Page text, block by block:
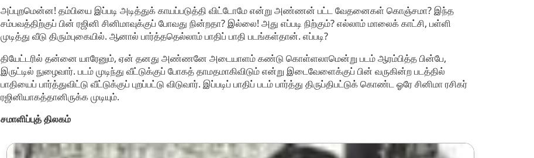
அப்புறமென்ன! தம்பியை இப்படி அடித்துக் காயப்படுத்தி விட்டோமே என்று அண்ணன் பட்ட வேதனைகள் கொஞ்சமா? இந்த
சம்பவத்திற்குப் பின் ரஜினி சினிமாவுக்குப் போவது நின்றதா? இல்லை! அது எப்படி நிற்கும்? எல்லாம் மாலைக் காட்சி, பள்ளி
முடித்து வீடு திரும்புகையில். ஆனால் பார்த்ததெல்லாம் பாதிப் பாதி படங்கள்தான். எப்படி?
தியேட்டரில் தன்னை யாரேனும், ஏன் தனது அண்ணனே அடையாளம் கண்டு கொள்ளலாமென்று படம் ஆரம்பித்த பின்பே,
இருட்டில் நுழைவார். படம் முடிந்து வீட்டுக்குப் போகத் தாமதமாகிவிடும் என்று இடைவேளைக்குப் பின் வருகின்ற படத்தில்
பாதியைப் பார்த்துவிட்டு வீட்டுக்குப் புறப்பட்டு விடுவார். இப்படிப் பாதிப் படம் பார்த்து திருப்திபட்டுக் கொண்ட ஓரே சினிமா ரசிகர்
ரஜினியாகத்தானிருக்க முடியும்.
சமாளிப்புத் திலகம்